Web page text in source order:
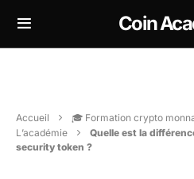
Coin
Accueil
🎓 Formation crypto
L’académie
Quelle est la
security token ?